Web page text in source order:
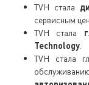
TVH стала
сервисным
TVH стала
Technology
TVH стала